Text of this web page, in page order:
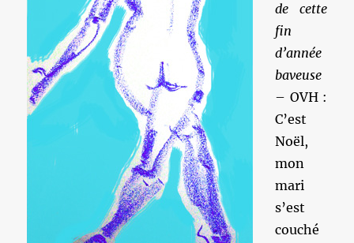
de cette
fin
d’année
baveuse
– OVH :
C’est
Noël,
mon
mari
s’est
couché